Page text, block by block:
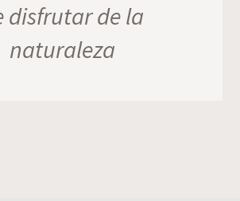
disfrutar de la
naturaleza